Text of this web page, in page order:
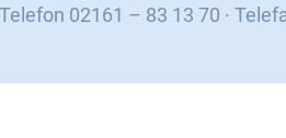
Telefon 02161 – 83 13 70 ·